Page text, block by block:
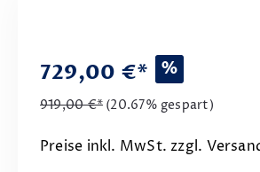
729,00 €* %
919,00 €* (20.67% gespart)
Preise inkl. MwSt. zzgl.